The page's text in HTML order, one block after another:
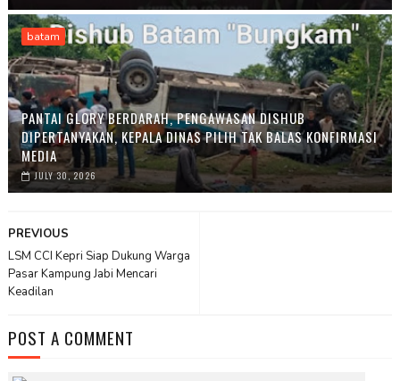
batam
PANTAI GLORY BERDARAH, PENGAWASAN DISHUB
DIPERTANYAKAN, KEPALA DINAS PILIH TAK BALAS KONFIRMASI
MEDIA
JULY 30, 2026
PREVIOUS
LSM CCI Kepri Siap Dukung Warga
Pasar Kampung Jabi Mencari
Keadilan
POST A COMMENT